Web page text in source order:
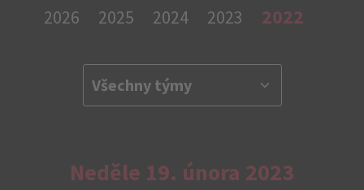
2026 2025 2024 2023 2022
Neděle 19. února 2023